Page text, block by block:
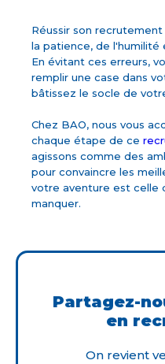
Réussir son
la patience, de
En évitant ces erreurs,
remplir une case dans
bâtissez le socle de
Chez BAO, nous vous
chaque étape de ce
agissons comme des
pour convaincre les
votre aventure est celle
manquer.
Partagez-
en
On revient